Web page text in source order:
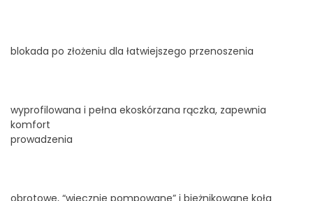
blokada po złożeniu dla łatwiejszego przenoszenia
wyprofilowana i pełna ekoskórzana rączka, zapewnia
komfort
prowadzenia
obrotowe, “wiecznie pompowane” i bieżnikowane koła